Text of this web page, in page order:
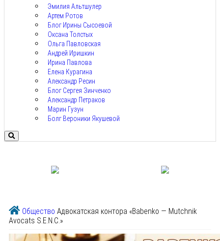
Эмилия Альтшулер
Артем Ротов
Блог Ирины Сысоевой
Оксана Толстых
Ольга Павловская
Андрей Иришкин
Ирина Павлова
Елена Курагина
Александр Ресин
Блог Сергея Зинченко
Александр Петраков
Марин Гузун
Болг Вероники Якушевой
Общество Адвокатская контора «Babenko — Mutchnik
Avocats S.E.N.C.»